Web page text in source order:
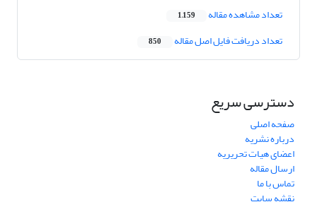
تعداد مشاهده مقاله 1,159
تعداد دریافت فایل اصل مقاله 850
دسترسی سریع
صفحه اصلی
درباره نشریه
اعضای هیات تحریریه
ارسال مقاله
تماس با ما